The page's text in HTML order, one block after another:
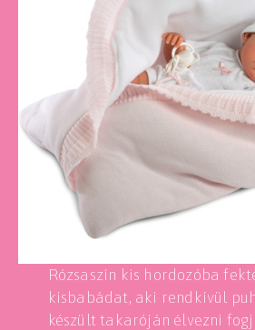
Rózsaszín kis hordozóba
kisbabádat, aki rendkívül
készült takaróján élvezni